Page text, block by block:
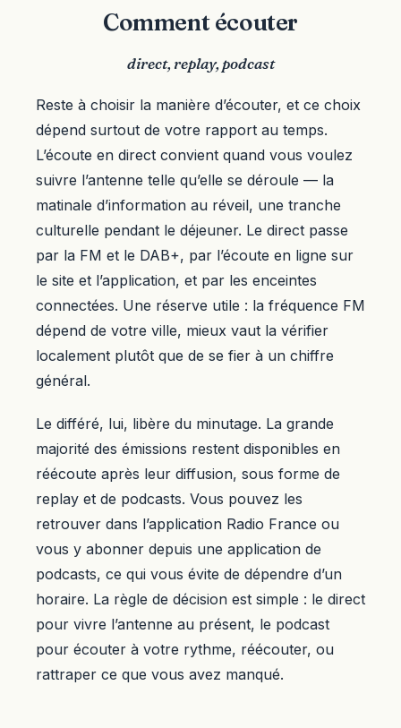
Comment écouter
direct, replay, podcast
Reste à choisir la manière d’écouter, et ce choix
dépend surtout de votre rapport au temps.
L’écoute en direct convient quand vous voulez
suivre l’antenne telle qu’elle se déroule — la
matinale d’information au réveil, une tranche
culturelle pendant le déjeuner. Le direct passe
par la FM et le DAB+, par l’écoute en ligne sur
le site et l’application, et par les enceintes
connectées. Une réserve utile : la fréquence FM
dépend de votre ville, mieux vaut la vérifier
localement plutôt que de se fier à un chiffre
général.
Le différé, lui, libère du minutage. La grande
majorité des émissions restent disponibles en
réécoute après leur diffusion, sous forme de
replay et de podcasts. Vous pouvez les
retrouver dans l’application Radio France ou
vous y abonner depuis une application de
podcasts, ce qui vous évite de dépendre d’un
horaire. La règle de décision est simple : le direct
pour vivre l’antenne au présent, le podcast
pour écouter à votre rythme, réécouter, ou
rattraper ce que vous avez manqué.